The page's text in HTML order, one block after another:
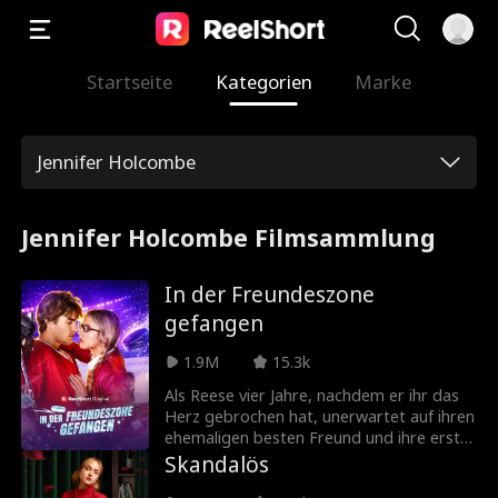
Startseite Kategorien Marke
Jennifer Holcombe
Jennifer Holcombe Filmsammlung
In der Freundeszone
gefangen
1.9M
15.3k
Als Reese vier Jahre, nachdem er ihr das
Herz gebrochen hat, unerwartet auf ihren
ehemaligen besten Freund und ihre erste
Liebe Grayson trifft, willigt sie ein, sich bei
Skandalös